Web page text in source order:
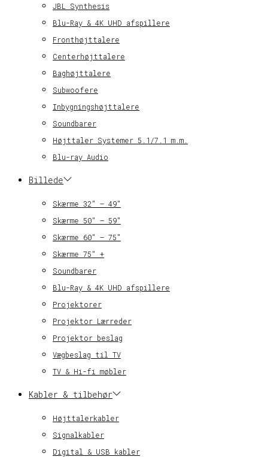
JBL Synthesis
Blu-Ray & 4K UHD afspillere
Fronthøjttalere
Centerhøjttalere
Baghøjttalere
Subwoofere
Inbygningshøjttalere
Soundbarer
Højttaler Systemer 5.1/7.1 m.m.
Blu-ray Audio
Billede
Skærme 32″ – 49″
Skærme 50″ – 59″
Skærme 60″ – 75″
Skærme 75″ +
Soundbarer
Blu-Ray & 4K UHD afspillere
Projektorer
Projektor Lærreder
Projektor beslag
Vægbeslag til TV
TV & Hi-fi møbler
Kabler & tilbehør
Højttalerkabler
Signalkabler
Digital & USB kabler